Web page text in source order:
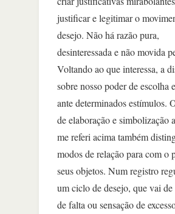
justificar e legitimar o
desejo. Não há razão pura,
desinteressada e não movida
Voltando ao que interessa, a
sobre nosso poder de escolha
ante determinados estímulos.
de elaboração e simbolização
me referi acima também
modos de relação para com o
seus objetos. Num registro
um ciclo de desejo, que vai de
de falta ou sensação de